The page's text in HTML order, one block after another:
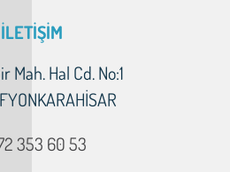
İLETİŞİM
Mah. Hal Cd. No:1
353 60 53